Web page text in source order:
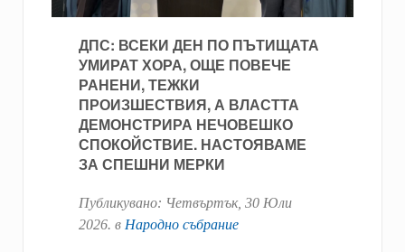
ДПС: ВСЕКИ ДЕН ПО ПЪТИЩАТА
УМИРАТ ХОРА, ОЩЕ ПОВЕЧЕ
РАНЕНИ, ТЕЖКИ
ПРОИЗШЕСТВИЯ, А ВЛАСТТА
ДЕМОНСТРИРА НЕЧОВЕШКО
СПОКОЙСТВИЕ. НАСТОЯВАМЕ
ЗА СПЕШНИ МЕРКИ
Публикувано: Четвъртък, 30 Юли
2026. в Народно събрание